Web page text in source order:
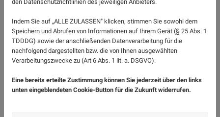
Gefäßfunktion kann sich verschlechtern
Langfristige Risiken
Erhöhtes Risiko für Herz-Kreislauf-Ereignisse (bis zu
30 % höheres Risiko bei abruptem Absetzen,Studie:
European Heart Journal, 2022
Fortschreiten der Arteriosklerose (Gefäßverkalkung)
niedrigem Risiko oder starken Nebenwirkungen) kann
den Datenschutzrichtlinien des jeweiligen Anbieters.
Indem Sie auf „ALLE ZULASSEN" klicken, stimmen Sie sowohl dem
Speichern und Abrufen von Informationen auf Ihrem Gerät (§ 25 Abs. 1
TDDDG) sowie der anschließenden Datenverarbeitung für die
nachfolgend dargestellten bzw. die von Ihnen ausgewählten
Verarbeitungszwecke zu (Art 6 Abs. 1 lit. a. DSGVO).
Eine bereits erteilte Zustimmung können Sie jederzeit über den links
unten eingeblendeten Cookie-Button für die Zukunft widerrufen.